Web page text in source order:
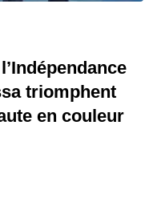
triomphent
en couleur